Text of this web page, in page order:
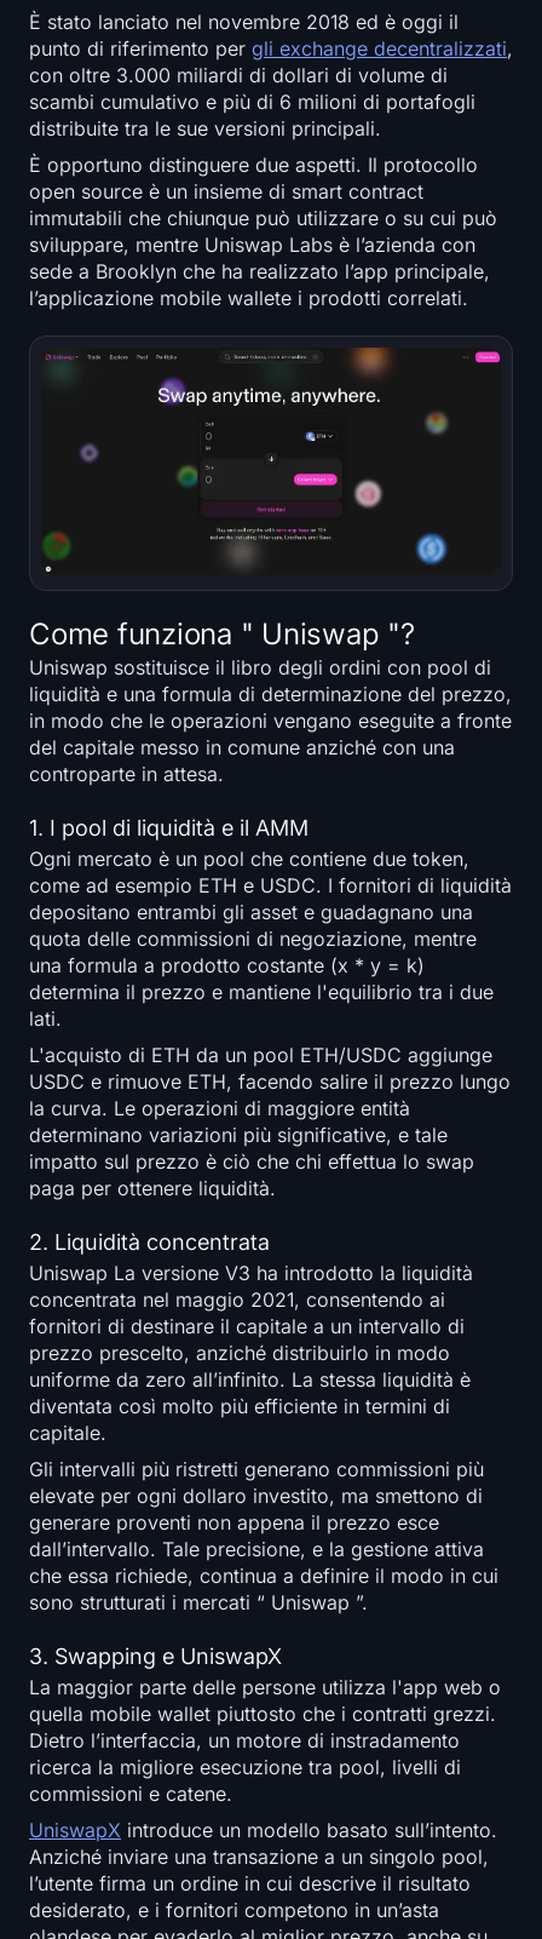
È stato lanciato nel novembre 2018 ed è oggi il
punto di riferimento per gli exchange decentralizzati,
con oltre 3.000 miliardi di dollari di volume di
scambi cumulativo e più di 6 milioni di portafogli
distribuite tra le sue versioni principali.
È opportuno distinguere due aspetti. Il protocollo
open source è un insieme di smart contract
immutabili che chiunque può utilizzare o su cui può
sviluppare, mentre Uniswap Labs è l’azienda con
sede a Brooklyn che ha realizzato l’app principale,
l’applicazione mobile wallete i prodotti correlati.
Come funziona " Uniswap "?
Uniswap sostituisce il libro degli ordini con pool di
liquidità e una formula di determinazione del prezzo,
in modo che le operazioni vengano eseguite a fronte
del capitale messo in comune anziché con una
controparte in attesa.
1. I pool di liquidità e il AMM
Ogni mercato è un pool che contiene due token,
come ad esempio ETH e USDC. I fornitori di liquidità
depositano entrambi gli asset e guadagnano una
quota delle commissioni di negoziazione, mentre
una formula a prodotto costante (x * y = k)
determina il prezzo e mantiene l'equilibrio tra i due
lati.
L'acquisto di ETH da un pool ETH/USDC aggiunge
USDC e rimuove ETH, facendo salire il prezzo lungo
la curva. Le operazioni di maggiore entità
determinano variazioni più significative, e tale
impatto sul prezzo è ciò che chi effettua lo swap
paga per ottenere liquidità.
2. Liquidità concentrata
Uniswap La versione V3 ha introdotto la liquidità
concentrata nel maggio 2021, consentendo ai
fornitori di destinare il capitale a un intervallo di
prezzo prescelto, anziché distribuirlo in modo
uniforme da zero all’infinito. La stessa liquidità è
diventata così molto più efficiente in termini di
capitale.
Gli intervalli più ristretti generano commissioni più
elevate per ogni dollaro investito, ma smettono di
generare proventi non appena il prezzo esce
dall’intervallo. Tale precisione, e la gestione attiva
che essa richiede, continua a definire il modo in cui
sono strutturati i mercati “ Uniswap ”.
3. Swapping e UniswapX
La maggior parte delle persone utilizza l'app web o
quella mobile wallet piuttosto che i contratti grezzi.
Dietro l’interfaccia, un motore di instradamento
ricerca la migliore esecuzione tra pool, livelli di
commissioni e catene.
UniswapX introduce un modello basato sull’intento.
Anziché inviare una transazione a un singolo pool,
l’utente firma un ordine in cui descrive il risultato
desiderato, e i fornitori competono in un’asta